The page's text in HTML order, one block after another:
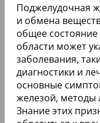
Поджелудочная
и обмена
общее состояние
области может
заболевания,
диагностики и
основные
железой, методы
Знание этих